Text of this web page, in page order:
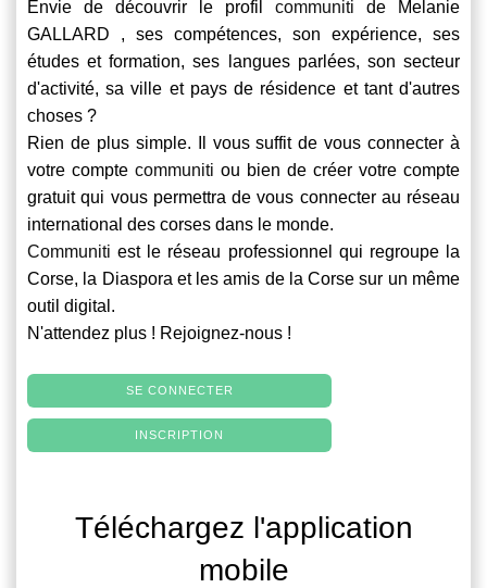
Envie de découvrir le profil communiti de Melanie
GALLARD , ses compétences, son expérience, ses
études et formation, ses langues parlées, son secteur
d'activité, sa ville et pays de résidence et tant d'autres
choses ?
Rien de plus simple. Il vous suffit de vous connecter à
votre compte communiti ou bien de créer votre compte
gratuit qui vous permettra de vous connecter au réseau
international des corses dans le monde.
Communiti est le réseau professionnel qui regroupe la
Corse, la Diaspora et les amis de la Corse sur un même
outil digital.
N'attendez plus ! Rejoignez-nous !
SE CONNECTER
INSCRIPTION
Téléchargez l'application
mobile